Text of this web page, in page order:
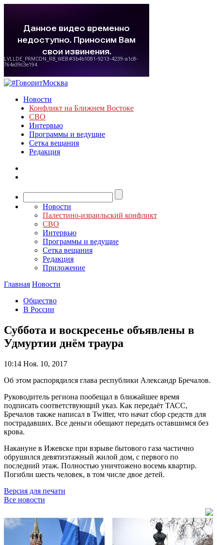
Новости
Конфликт на Ближнем Востоке
СВО
Интервью
Программы и ведущие
Сетка вещания
Редакция
Новости
Палестино-израильский конфликт
СВО
Интервью
Программы и ведущие
Сетка вещания
Редакция
Приложение
Главная Новости
Общество
В России
Суббота и воскресенье объявлены в
Удмуртии днём траура
10:14 Ноя. 10, 2017
Об этом распорядился глава республики Александр Бречалов.
Руководитель региона пообещал в ближайшее время
подписать соответствующий указ. Как передаёт ТАСС,
Бречалов также написал в Twitter, что начат сбор средств для
пострадавших. Все деньги обещают передать оставшимся без
крова.
Накануне в Ижевске при взрыве бытового газа частично
обрушился девятиэтажный жилой дом, с первого по
последний этаж. Полностью уничтожено восемь квартир.
Погибли шесть человек, в том числе двое детей.
Версия для печати
Все новости